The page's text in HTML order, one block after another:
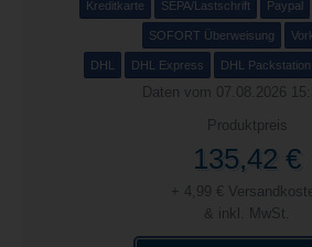
Kreditkarte SEPA/Lastschrift Paypal
SOFORT Überweisung
DHL DHL Express DHL Packstation
Daten vom 07.08.2026
Produktpreis
135,42 €
+ 4,99 €
& inkl. MwSt.